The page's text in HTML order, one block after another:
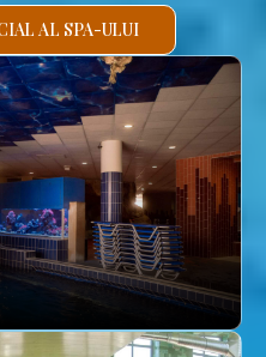
AL SPA-ULUI